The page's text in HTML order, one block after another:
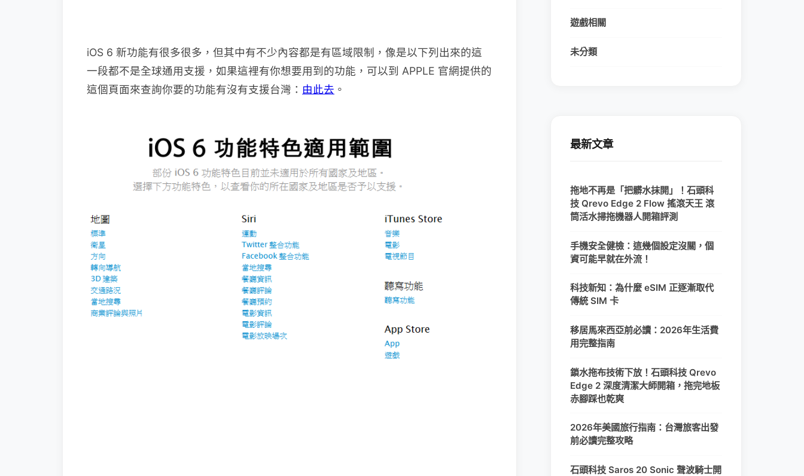
iOS 6 新功能有很多很多，但其中有不少內容都是有區域限制，像是以下列出來的這
一段都不是全球通用支援，如果這裡有你想要用到的功能，可以到 APPLE 官網提供的
這個頁面來查詢你要的功能有沒有支援台灣： 由此去 。
遊戲相關
未分類
最新文章
拖地不再是「把髒水抹開」！石頭科
技 Qrevo Edge 2 Flow 搖滾天王 滾
筒活水掃拖機器人開箱評測
手機安全健檢：這幾個設定沒關，個
資可能早就在外流！
科技新知：為什麼 eSIM 正逐漸取代
傳統 SIM 卡
移居馬來西亞前必讀：2026年生活費
用完整指南
鎖水拖布技術下放！石頭科技 Qrevo
Edge 2 深度清潔大師開箱，拖完地板
赤腳踩也乾爽
2026年美國旅行指南：台灣旅客出發
前必讀完整攻略
石頭科技 Saros 20 Sonic 聲波騎士開